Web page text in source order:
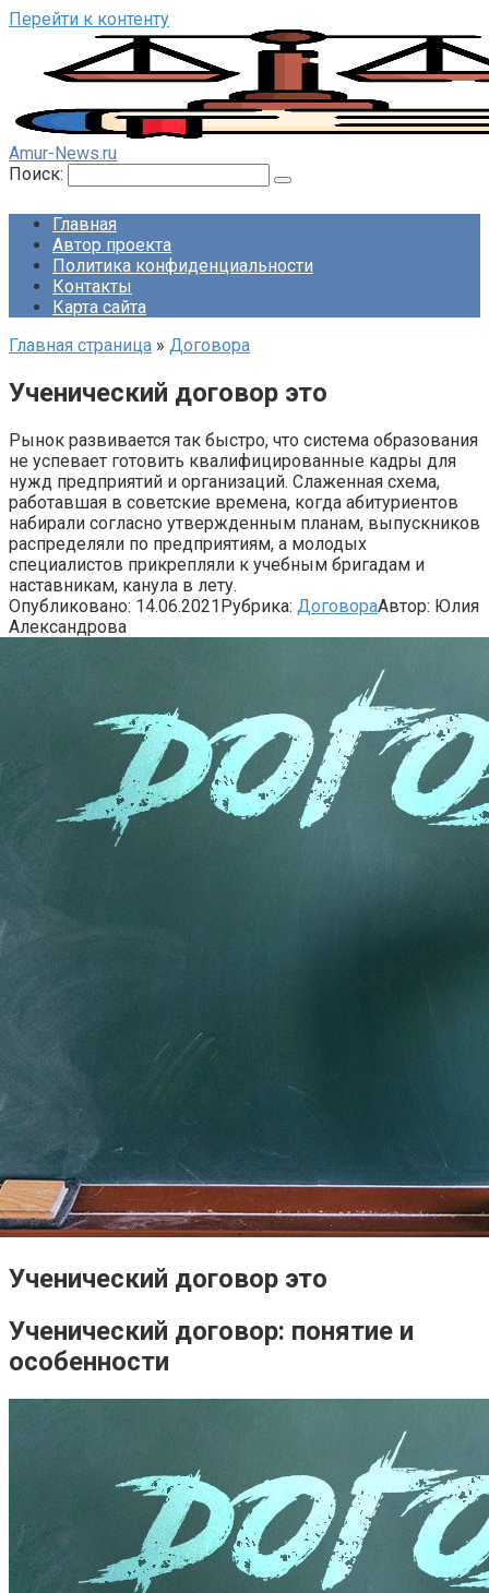
Перейти к контенту
Amur-News.ru
Поиск:
Главная
Автор проекта
Политика конфиденциальности
Контакты
Карта сайта
Главная страница » Договора
Ученический договор это
Рынок развивается так быстро, что система образования
не успевает готовить квалифицированные кадры для
нужд предприятий и организаций. Слаженная схема,
работавшая в советские времена, когда абитуриентов
набирали согласно утвержденным планам, выпускников
распределяли по предприятиям, а молодых
специалистов прикрепляли к учебным бригадам и
наставникам, канула в лету.
Опубликовано: 14.06.2021Рубрика: ДоговораАвтор: Юлия
Александрова
Ученический договор это
Ученический договор: понятие и
особенности